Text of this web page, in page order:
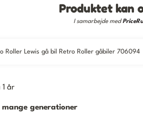
Produktet kan
I samarbejde med
Roller Lewis gå bil Retro Roller gåbiler 706094
år
generationer